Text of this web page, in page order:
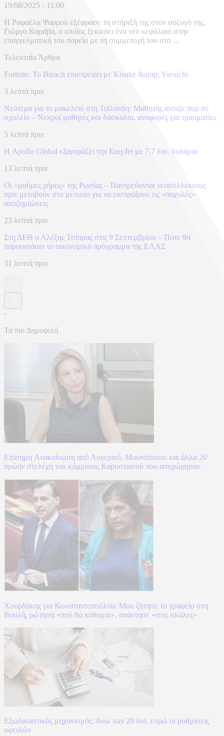
19/08/2025 - 11:00
Η Ραφαέλα Ψαρρού εξέφρασε τη στήριξή της στον σύζυγό της,
Γιώργο Καράβα, ο οποίος ξεκινάει ένα νέο κεφάλαιο στην
επαγγελματική του πορεία με τη συμμετοχή του στο ...
Τελευταία Άρθρα
Fortnite: Το Bleach επιστρέφει με Kisuke &amp; Yoruichi
3 λεπτά πριν
Νεότερα για το μακελειό στη Ταϊλάνδη: Μαθητής άνοιξε πυρ σε
σχολείο – Νεκροί μαθητές και δάσκαλοι, αναφορές για τραυματίες
5 λεπτά πριν
Η Apollo Global εξαγοράζει την EasyJet με 7,7 δισ. δολάρια
13 λεπτά πριν
Οι «μαύρες χήρες» της Ρωσίας – Παντρεύονται νεοσύλλεκτους
πριν μεταβούν στο μέτωπο για να εισπράξουν τις «παχυλές»
αποζημιώσεις
23 λεπτά πριν
Στη ΔΕΘ ο Αλέξης Τσίπρας στις 9 Σεπτεμβρίου – Πότε θα
παρουσιάσει το οικονομικό πρόγραμμα της ΕΛΑΣ
31 λεπτά πριν
-
Τα πιο Δημοφιλή
Επίσημη Aνακοίνωση από Αυγερινό, Μουτσάτσου και άλλα 20
πρώην στελέχη του κόμματος Καρυστιανού που αποχώρησαν
Χουρδάκης για Κωνσταντοπούλου: Μου ζήτησε το γραφείο στη
Βουλή, ρώτησα «πού θα κάθομαι», απάντησε «στις σκάλες»
Εξωδικαστικός μηχανισμός: Άνω των 20 δισ. ευρώ οι ρυθμίσεις
οφειλών